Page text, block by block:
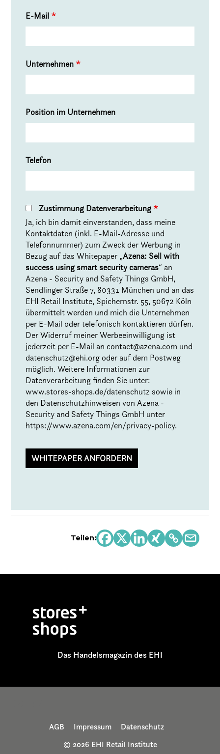
E-Mail *
Unternehmen *
Position im Unternehmen
Telefon
Zustimmung Datenverarbeitung *
Ja, ich bin damit einverstanden, dass meine
Kontaktdaten (inkl. E-Mail-Adresse und
Telefonnummer) zum Zweck der Werbung in
Bezug auf das Whitepaper „Azena: Sell with
success using smart security cameras“ an
Azena - Security and Safety Things GmbH,
Sendlinger Straße 7, 80331 München und an das
EHI Retail Institute, Spichernstr. 55, 50672 Köln
übermittelt werden und mich die Unternehmen
per E-Mail oder telefonisch kontaktieren dürfen.
Der Widerruf meiner Werbeeinwilligung ist
jederzeit per E-Mail an contact@azena.com und
datenschutz@ehi.org oder auf dem Postweg
möglich. Weitere Informationen zur
Datenverarbeitung finden Sie unter:
www.stores-shops.de/datenschutz sowie in
den Datenschutzhinweisen von Azena -
Security and Safety Things GmbH unter
https://www.azena.com/en/privacy-policy.
Teilen:
Das Handelsmagazin des EHI
AGB Impressum
Datenschutz
© 2026 EHI Retail Institute